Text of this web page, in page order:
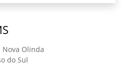
Nova Olinda
do Sul